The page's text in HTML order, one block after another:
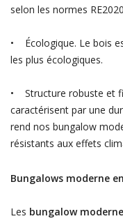
selon les normes
• Écologique. Le bois
les plus écologiques.
• Structure robuste et
caractérisent par une
rend nos bungalow
résistants aux effets
Bungalows moderne
Les bungalow